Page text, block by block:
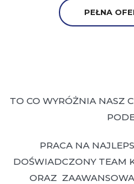
PEŁNA
TO CO WYRÓŻNIA NASZ
PRACA NA
DOŚWIADCZONY TEAM
ORAZ